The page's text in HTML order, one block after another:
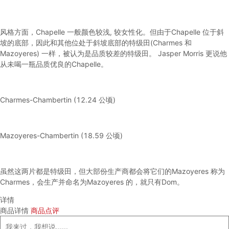
风格方面，Chapelle 一般颜色较浅, 较女性化。但由于Chapelle 位于斜
坡的底部，因此和其他位处于斜坡底部的特级田(Charmes 和
Mazoyeres) 一样，被认为是品质较差的特级田。 Jasper Morris 更说他
从未喝一瓶品质优良的Chapelle。
Charmes-Chambertin (12.24 公顷)
Mazoyeres-Chambertin (18.59 公顷)
虽然这两片都是特级田，但大部份生产商都会将它们的Mazoyeres 称为
Charmes，会生产并命名为Mazoyeres 的，就只有Dom。
详情
商品详情 商品点评